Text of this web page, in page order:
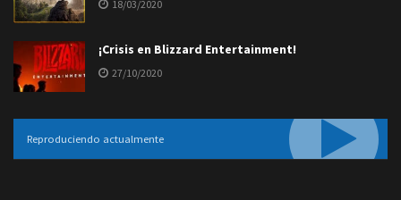
18/03/2020
¡Crisis en Blizzard Entertainment!
27/10/2020
Reproduciendo actualmente